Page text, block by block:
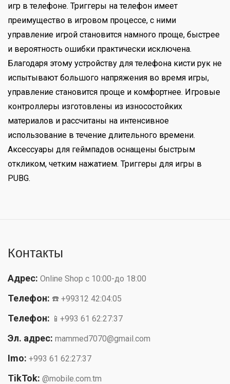
игр в телефоне. Триггеры на телефон имеет
преимущество в игровом процессе, с ними
управление игрой становится намного проще, быстрее
и вероятность ошибки практически исключена.
Благодаря этому устройству для телефона кисти рук не
испытывают большого напряжения во время игры,
управление становится проще и комфортнее. Игровые
контроллеры изготовлены из износостойких
материалов и рассчитаны на интенсивное
использование в течение длительного времени.
Аксессуары для геймпадов оснащены быстрым
откликом, четким нажатием. Триггеры для игры в
PUBG.
Контакты
Адрес: Online Shop с 10:00-до 18:00
Телефон: ☎️ +99312 42:04:05
Телефон: 📱+993 61 62:27:37
Эл. адрес: mammed7070@gmail.com
Imo: +993 61 62:27:37
TikTok: @mobile.com.tm